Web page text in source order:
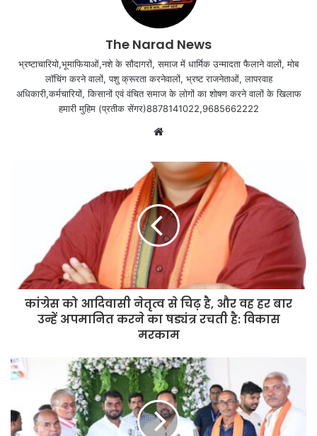
The Narad News
भ्रष्टाचारियो,भूमाफियाओं,नशे के सौदागरों, समाज में धार्मिक उन्मादता फैलाने वालों, मोब
लॉचिंग करने वालों, पशु क्रूरता करनेवालों, भ्रष्ट राजनेताओं, लापरवाह
अधिकारी,कर्मचारियों, किसानों एवं वंचित समाज के लोगों का शोषण करने वालों के खिलाफ
हमारी मुहिम (प्रतीक सेंगर)8878141022,9685662222
Website
कांग्रेस को आदिवासी नेतृत्व से चिढ़ है, और वह हर बार
उन्हें अपमानित करने का षड्यंत्र रचती है: विकास
मरकाम